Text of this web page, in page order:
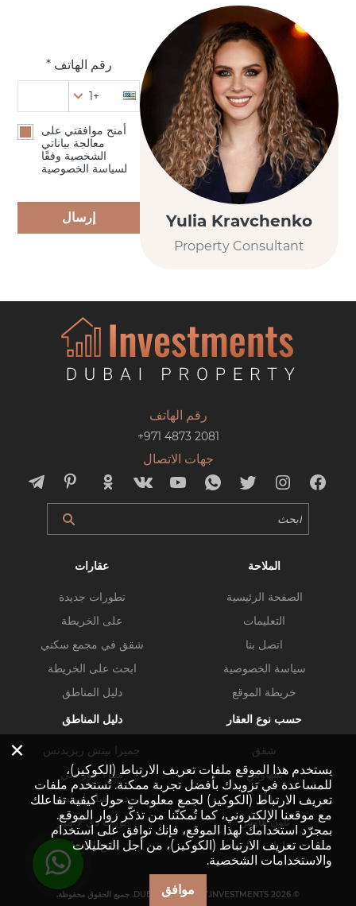
Yulia Kravchenko
Property Consultant
رقم الهاتف *
+1
أمنح موافقتي على
معالجة بياناتي
الشخصية وفقًا
لسياسة الخصوصية
إرسال
رقم الهاتف
+971 4873 2081
جهات الاتصال
الملاحة
الصفحة الرئيسية
التعليمات
اتصل بنا
سياسة الخصوصية
خريطة الموقع
عقارات
تطورات جديدة
على الخريطة
شقق في مجمع سكني
ابحث على الخريطة
دليل المناطق
حسب نوع العقار
شقق
بنتهاوس
فلل
تاون هاوس
عقارات تجارية
دليل المناطق
جميرا بيتش ريزيدنس
ميناء خور دبي
دبي هيلز استيت
بورت دي لا مير
خليج الأعمال
© DUBAI-PROPERTY.INVESTMENTS 2026. جميع الحقوق محفوظة.
×
يستخدم هذا الموقع ملفات تعريف الارتباط (الكوكيز)،
للمساعدة في تزويدك بأفضل تجربة ممكنة. تُستخدم ملفات
تعريف الارتباط (الكوكيز) لجمع معلومات حول كيفية تفاعلك
مع موقعنا الإلكتروني، كما تُمكنّنا من تذكّر زوار الموقع.
بمجرّد استخدامك لهذا الموقع، فإنك توافق على استخدام
ملفات تعريف الارتباط (الكوكيز)، من أجل التحليلات
والاستخدامات الشخصية.
موافق